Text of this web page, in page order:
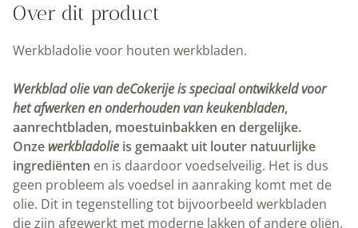
Over dit product
Werkbladolie voor houten werkbladen.
Werkblad olie van deCokerije is speciaal ontwikkeld voor
het afwerken en onderhouden van keukenbladen,
aanrechtbladen, moestuinbakken en dergelijke.
Onze werkbladolie is gemaakt uit louter natuurlijke
ingrediënten en is daardoor voedselveilig. Het is dus
geen probleem als voedsel in aanraking komt met de
olie. Dit in tegenstelling tot bijvoorbeeld werkbladen
die zijn afgewerkt met moderne lakken of andere oliën.